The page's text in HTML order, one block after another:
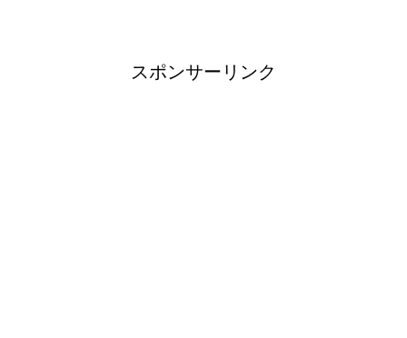
スポンサーリンク